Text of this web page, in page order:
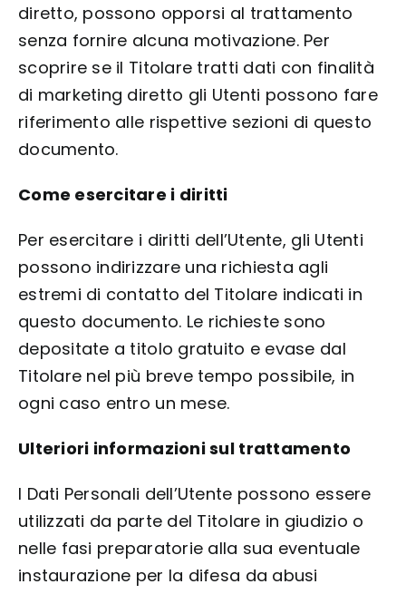
diretto, possono opporsi al trattamento
senza fornire alcuna motivazione. Per
scoprire se il Titolare tratti dati con finalità
di marketing diretto gli Utenti possono fare
riferimento alle rispettive sezioni di questo
documento.
Come esercitare i diritti
Per esercitare i diritti dell’Utente, gli Utenti
possono indirizzare una richiesta agli
estremi di contatto del Titolare indicati in
questo documento. Le richieste sono
depositate a titolo gratuito e evase dal
Titolare nel più breve tempo possibile, in
ogni caso entro un mese.
Ulteriori informazioni sul trattamento
I Dati Personali dell’Utente possono essere
utilizzati da parte del Titolare in giudizio o
nelle fasi preparatorie alla sua eventuale
instaurazione per la difesa da abusi